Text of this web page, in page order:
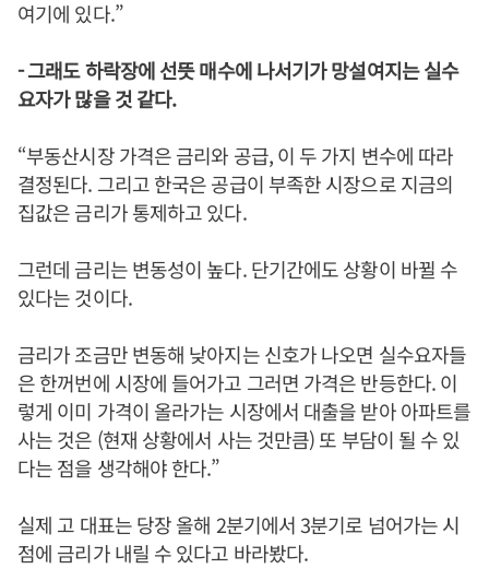
여기에 있다.”
- 그래도 하락장에 선뜻 매수에 나서기가 망설여지는 실수
요자가 많을 것 같다.
“부동산시장 가격은 금리와 공급, 이 두 가지 변수에 따라
결정된다. 그리고 한국은 공급이 부족한 시장으로 지금의
집값은 금리가 통제하고 있다.
그런데 금리는 변동성이 높다. 단기간에도 상황이 바뀔 수
있다는 것이다.
금리가 조금만 변동해 낮아지는 신호가 나오면 실수요자들
은 한꺼번에 시장에 들어가고 그러면 가격은 반등한다. 이
렇게 이미 가격이 올라가는 시장에서 대출을 받아 아파트를
사는 것은 (현재 상황에서 사는 것만큼) 또 부담이 될 수 있
다는 점을 생각해야 한다.”
실제 고 대표는 당장 올해 2분기에서 3분기로 넘어가는 시
점에 금리가 내릴 수 있다고 바라봤다.